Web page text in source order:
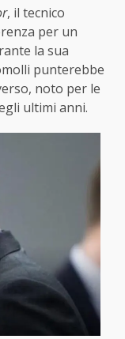
, il tecnico
per un
la sua
punterebbe
noto per le
ultimi anni.